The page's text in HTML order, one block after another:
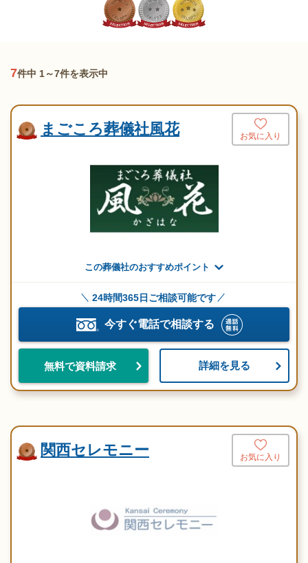
7件中 1～7件を表示中
まごころ葬儀社風花 お気に入り
この葬儀社のおすすめポイント
24時間365日ご相談可能です
今すぐ電話で相談する
無料で資料請求 詳細を見る
関西セレモニー お気に入り